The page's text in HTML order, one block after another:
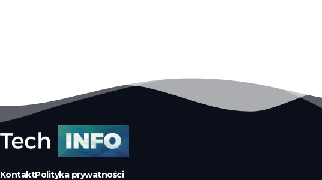
KontaktPolityka prywatności